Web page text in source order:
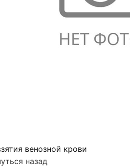
венозной крови
назад